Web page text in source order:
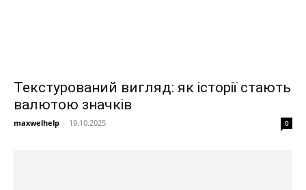
Текстурований вигляд: як історії стають
валютою значків
maxwelhelp - 19.10.2025 0